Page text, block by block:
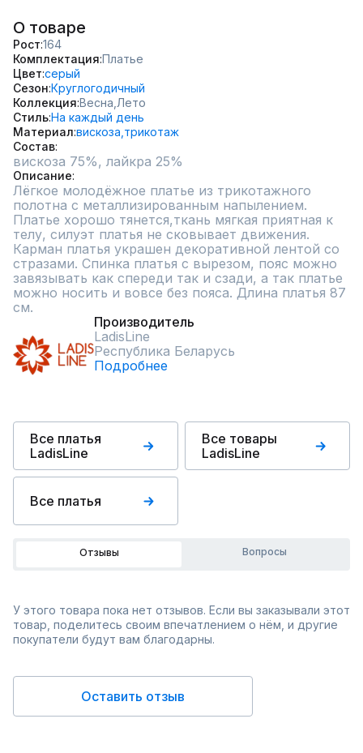
О товаре
Рост 164
Комплектация Платье
Цвет серый
Сезон Круглогодичный
Коллекция Весна, Лето
СтильНа каждый день
Материал вискоза, трикотаж
Состав
вискоза 75%, лайкра 25%
Описание
Лёгкое молодёжное платье из трикотажного
полотна с металлизированным напылением.
Платье хорошо тянется,ткань мягкая приятная к
телу, силуэт платья не сковывает движения.
Карман платья украшен декоративной лентой со
стразами. Спинка платья с вырезом, пояс можно
завязывать как спереди так и сзади, а так платье
можно носить и вовсе без пояса. Длина платья 87
см.
Производитель
LadisLine
Республика Беларусь
Подробнее
Все платья
LadisLine
Все товары
LadisLine
Все платья
Отзывы Вопросы
У этого товара пока нет отзывов. Если вы заказывали этот
товар, поделитесь своим впечатлением о нём, и другие
покупатели будут вам благодарны.
Оставить отзыв